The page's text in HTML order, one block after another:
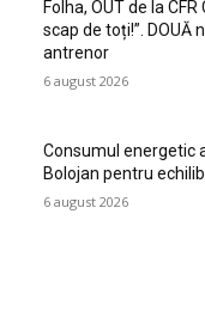
Folha, OUT de la
scap de toți!”. DOUĂ
antrenor
6 august 2026
Consumul energetic
Bolojan pentru
6 august 2026